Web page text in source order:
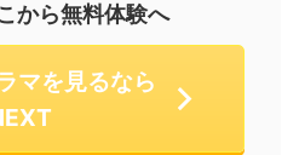
から無料体験へ
マを見るなら